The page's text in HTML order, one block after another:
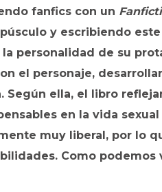
fanfics con un
y escribiendo
personalidad de su
el personaje,
Según ella, el libro
en la vida
muy liberal, por lo
Como podemos